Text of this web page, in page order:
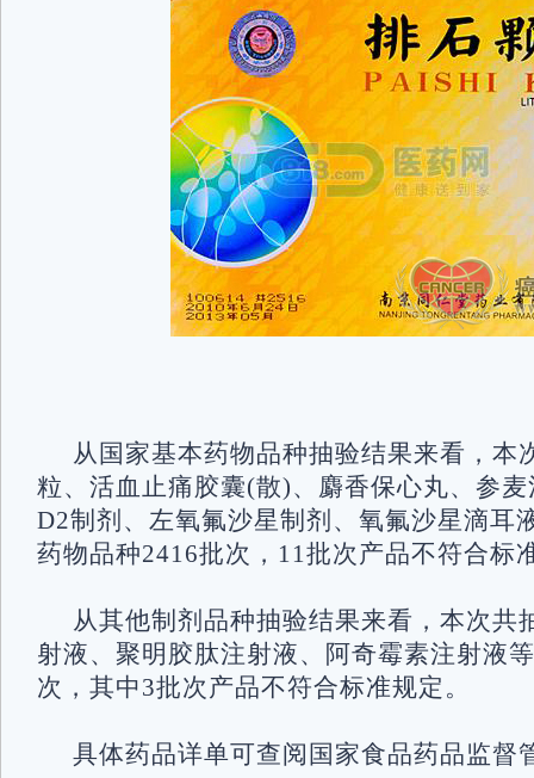
从国家基本药物品种抽验结果来看，本
粒、活血止痛胶囊(散)、麝香保心丸、参
D2制剂、左氧氟沙星制剂、氧氟沙星滴耳
药物品种2416批次，11批次产品不符合标
从其他制剂品种抽验结果来看，本次共
射液、聚明胶肽注射液、阿奇霉素注射液
次，其中3批次产品不符合标准规定。
具体药品详单可查阅国家食品药品监督